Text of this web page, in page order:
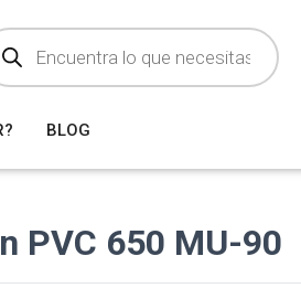
BLOG
PVC 650 MU-90